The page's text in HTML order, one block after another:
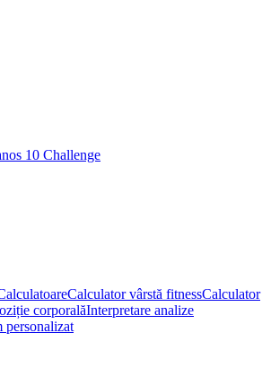
10 Challenge
Calculator vârstă fitnessCalculator
corporalăInterpretare analize
personalizat